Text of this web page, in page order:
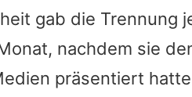
App runterladen
Team
Redaktionelle Richtlinien
gab die Trennung
nachdem sie
präsentiert